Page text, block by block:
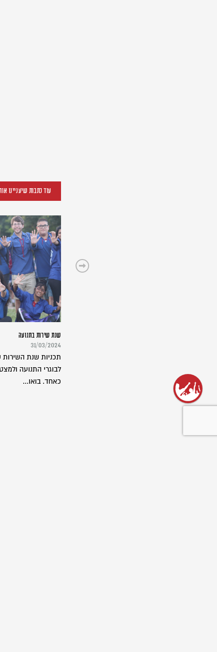
עוד כתבות שיעניינו
שנת שירות בתנועה
31/03/2024
תכניות שנת השירות
לבוגרי התנועה
כאחד. בואו...